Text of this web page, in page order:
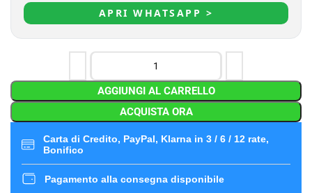
APRI WHATSAPP >
AGGIUNGI AL CARRELLO
ACQUISTA ORA
Carta di Credito, PayPal, Klarna in 3 / 6 / 12 rate,
Bonifico
Pagamento alla consegna disponibile